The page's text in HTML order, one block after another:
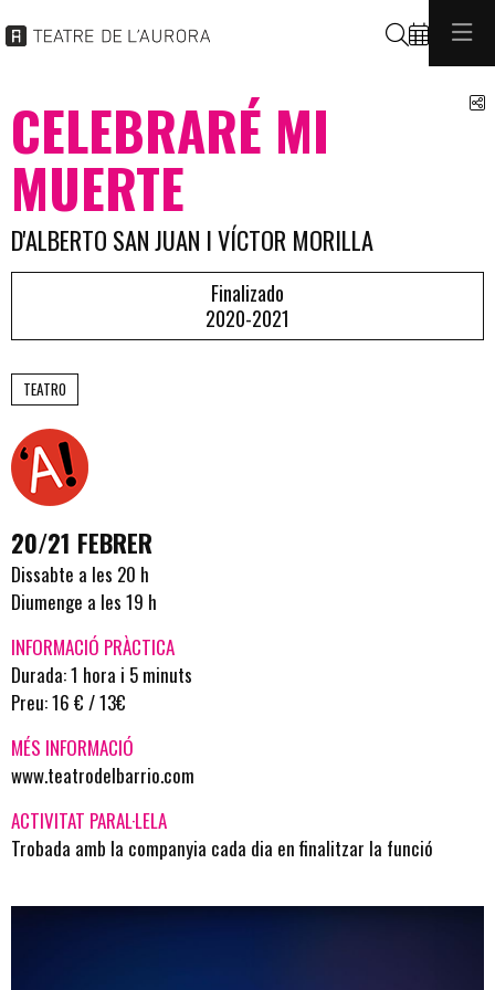
Buscar
CELEBRARÉ MI
MUERTE
D'ALBERTO SAN JUAN I VÍCTOR MORILLA
Finalizado
2020-2021
TEATRO
20/21 FEBRER
Dissabte a les 20 h
Diumenge a les 19 h
INFORMACIÓ PRÀCTICA
Durada: 1 hora i 5 minuts
Preu: 16 € / 13€
MÉS INFORMACIÓ
www.teatrodelbarrio.com
ACTIVITAT PARAL·LELA
Trobada amb la companyia cada dia en finalitzar la funció